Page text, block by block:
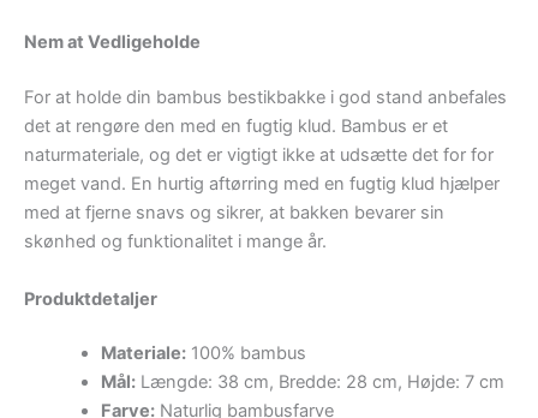
Nem at Vedligeholde
For at holde din bambus bestikbakke i god stand anbefales
det at rengøre den med en fugtig klud. Bambus er et
naturmateriale, og det er vigtigt ikke at udsætte det for for
meget vand. En hurtig aftørring med en fugtig klud hjælper
med at fjerne snavs og sikrer, at bakken bevarer sin
skønhed og funktionalitet i mange år.
Produktdetaljer
Materiale:100% bambus
Mål:Længde: 38 cm, Bredde: 28 cm, Højde: 7 cm
Farve:Naturlig bambusfarve